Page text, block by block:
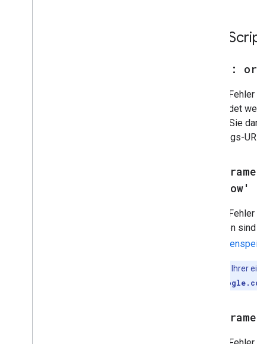
Error:
Dieser
verwendet
Achten Sie
Ursprungs-
idpiframe
'Window'
Dieser
Optionen
und
:In Ihrer
idpiframe